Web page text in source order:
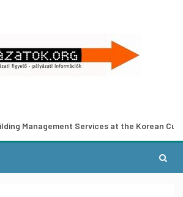
Services at the Korean Cultural